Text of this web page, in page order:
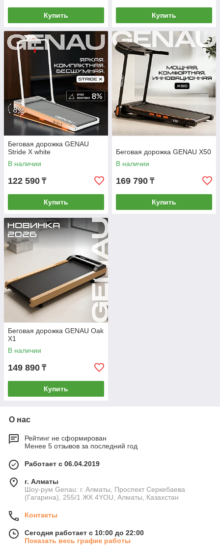
Купить Купить
Беговая дорожка GENAU
Stride X white
В наличии
122 590 ₸
Купить
Беговая дорожка GENAU X50
В наличии
169 790 ₸
Купить
Беговая дорожка GENAU Oak
X1
В наличии
149 890 ₸
Купить
О нас
Рейтинг не сформирован
Менее 5 отзывов за последний год
Работает с 06.04.2019
г. Алматы
Шоу-рум Genau: г. Алматы, Проспект Серкебаева
(Гагарина), 255/1 ЖК 4YOU, Алматы, Казахстан
Контакты
Сегодня работает с 10:00 до 22:00
Показать весь график работы